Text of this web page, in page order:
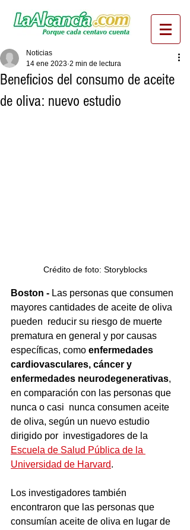
Beneficios del consumo de aceite
de oliva: nuevo estudio
Noticias
14 ene 2023 2 min de lectura
Crédito de foto: Storyblocks
Boston - Las personas que consumen
mayores cantidades de aceite de oliva
pueden  reducir su riesgo de muerte
prematura en general y por causas
específicas, como enfermedades
cardiovasculares, cáncer y
enfermedades neurodegenerativas,
en comparación con las personas que
nunca o casi  nunca consumen aceite
de oliva, según un nuevo estudio
dirigido por  investigadores de la
Escuela de Salud Pública de la
Universidad de Harvard.
Los investigadores también
encontraron que las personas que
consumían aceite de oliva en lugar de